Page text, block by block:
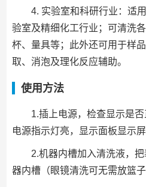
4. 实验室和科研行业：适
验室及精细化工行业；可清洗
杯、量具等；此外还可用于样
取、消泡及理化反应辅助。
使用方法
1.插上电源，检查显示是否
电源指示灯亮，显示面板显示屏
2.机器内槽加入清洗液，
器内槽（眼镜清洗可无需放篮子